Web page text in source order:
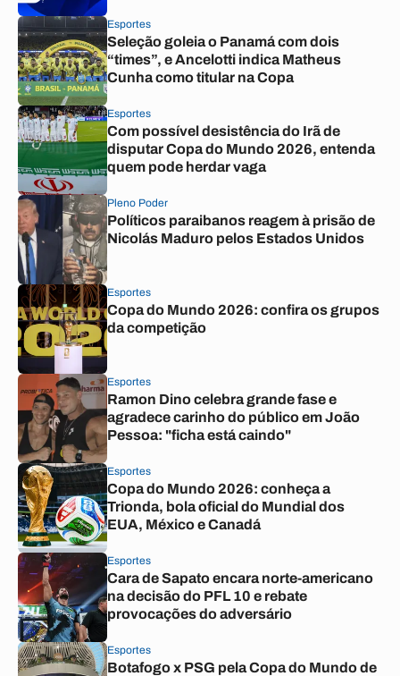
Esportes
Seleção goleia o Panamá com dois
“times”, e Ancelotti indica Matheus
Cunha como titular na Copa
Esportes
Com possível desistência do Irã de
disputar Copa do Mundo 2026, entenda
quem pode herdar vaga
Pleno Poder
Políticos paraibanos reagem à prisão de
Nicolás Maduro pelos Estados Unidos
Esportes
Copa do Mundo 2026: confira os grupos
da competição
Esportes
Ramon Dino celebra grande fase e
agradece carinho do público em João
Pessoa: "ficha está caindo"
Esportes
Copa do Mundo 2026: conheça a
Trionda, bola oficial do Mundial dos
EUA, México e Canadá
Esportes
Cara de Sapato encara norte-americano
na decisão do PFL 10 e rebate
provocações do adversário
Esportes
Botafogo x PSG pela Copa do Mundo de